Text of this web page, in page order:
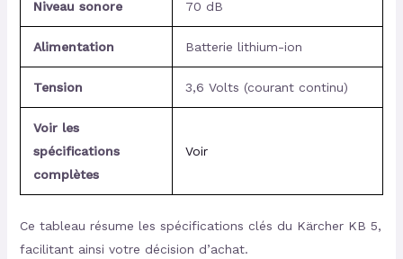
Niveau sonore 70 dB
Alimentation Batterie lithium-ion
Tension 3,6 Volts (courant continu)
Voir les
spécifications
complètes
Voir
Ce tableau résume les spécifications clés du Kärcher KB 5,
facilitant ainsi votre décision d’achat.